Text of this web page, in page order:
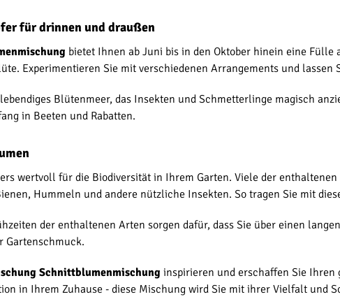
für drinnen und draußen
bietet Ihnen ab Juni bis in den Oktober hinein eine
Experimentieren Sie mit verschiedenen Arrangements und lassen
Blütenmeer, das Insekten und Schmetterlinge magisch
in Beeten und Rabatten.
wertvoll für die Biodiversität in Ihrem Garten. Viele der
Hummeln und andere nützliche Insekten. So tragen Sie mit
der enthaltenen Arten sorgen dafür, dass Sie über einen
Gartenschmuck.
Schnittblumenmischung inspirieren und erschaffen Sie
in Ihrem Zuhause - diese Mischung wird Sie mit ihrer Vielfalt und